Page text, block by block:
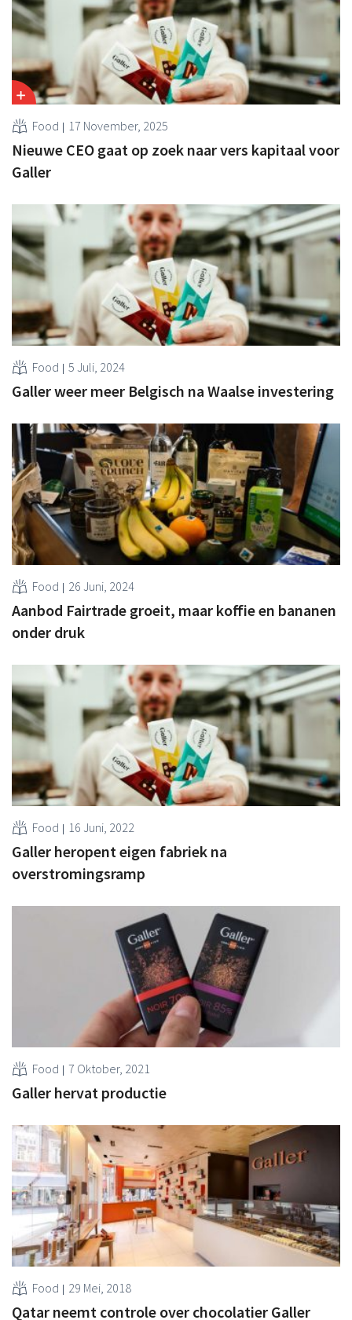
Food 17 November, 2025
Nieuwe CEO gaat op zoek naar vers kapitaal voor
Galler
Food 5 Juli, 2024
Galler weer meer Belgisch na Waalse investering
Food 26 Juni, 2024
Aanbod Fairtrade groeit, maar koffie en bananen
onder druk
Food 16 Juni, 2022
Galler heropent eigen fabriek na
overstromingsramp
Food 7 Oktober, 2021
Galler hervat productie
Food 29 Mei, 2018
Qatar neemt controle over chocolatier Galler